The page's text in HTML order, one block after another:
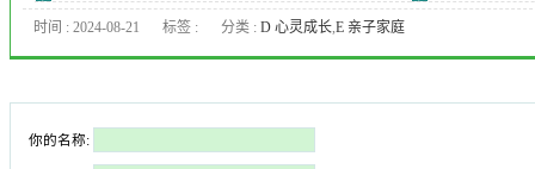
张治疗椅？
时间 : 2024-08-21 标签 : 分类 : D 心灵成长,E 亲子家庭
教育,F 青少年心理
你的名称: